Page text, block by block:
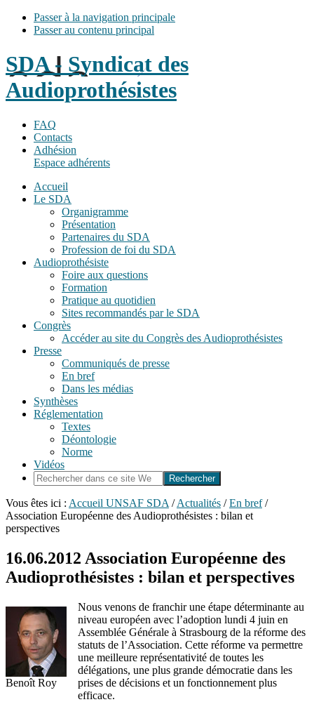
Passer à la navigation principale
Passer au contenu principal
SDA - Syndicat des
Audioprothésistes
FAQ
Contacts
Adhésion
Espace adhérents
Accueil
Le SDA
Organigramme
Présentation
Partenaires du SDA
Profession de foi du SDA
Audioprothésiste
Foire aux questions
Formation
Pratique au quotidien
Sites recommandés par le SDA
Congrès
Accéder au site du Congrès des Audioprothésistes
Presse
Communiqués de presse
En bref
Dans les médias
Synthèses
Réglementation
Textes
Déontologie
Norme
Vidéos
Rechercher
dans
ce
site
Web
Vous êtes ici : Accueil UNSAF SDA / Actualités / En bref /
Association Européenne des Audioprothésistes : bilan et
perspectives
16.06.2012 Association Européenne des
Audioprothésistes : bilan et perspectives
Benoît Roy
Nous venons de franchir une étape déterminante au
niveau européen avec l’adoption lundi 4 juin en
Assemblée Générale à Strasbourg de la réforme des
statuts de l’Association. Cette réforme va permettre
une meilleure représentativité de toutes les
délégations, une plus grande démocratie dans les
prises de décisions et un fonctionnement plus
efficace.